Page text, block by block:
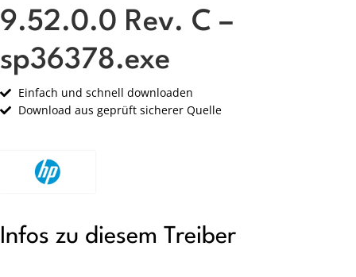
9.52.0.0 Rev. C –
sp36378.exe
Einfach und schnell downloaden
Download aus geprüft sicherer Quelle
Infos zu diesem Treiber